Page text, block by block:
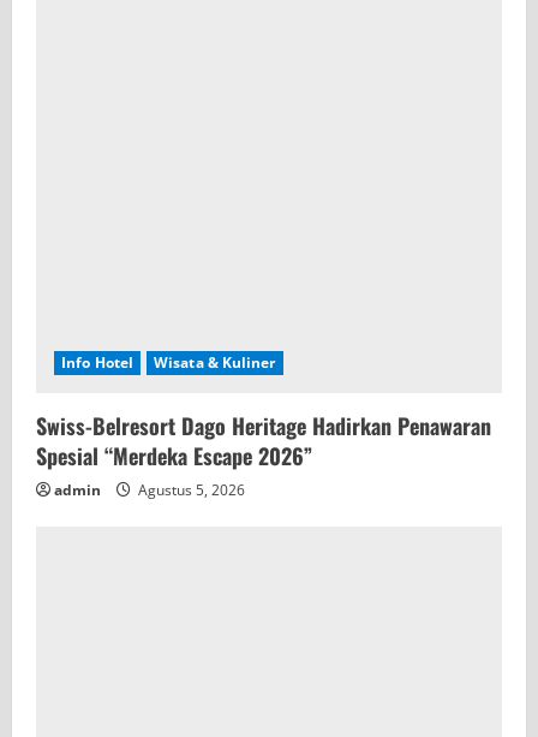
Info Hotel Wisata & Kuliner
Swiss-Belresort Dago Heritage Hadirkan Penawaran
Spesial “Merdeka Escape 2026”
admin Agustus 5, 2026